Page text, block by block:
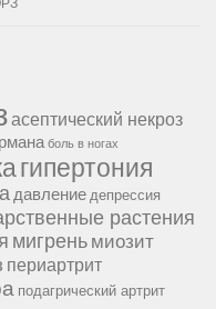
асептический некроз
боль в ногах
гипертония
давление депрессия
растения
мигрень миозит
периартрит
подагрический артрит